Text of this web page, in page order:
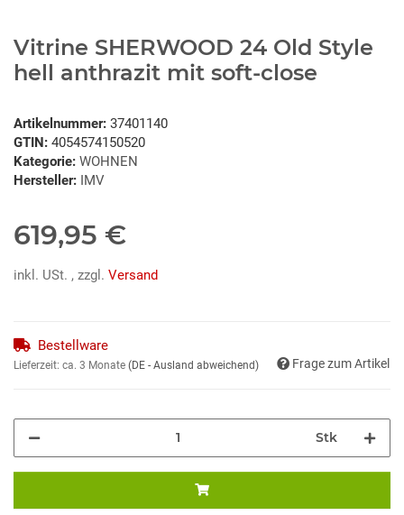
Vitrine SHERWOOD 24 Old Style
hell anthrazit mit soft-close
Artikelnummer: 37401140
GTIN: 4054574150520
Kategorie: WOHNEN
Hersteller: IMV
619,95 €
inkl. USt. , zzgl. Versand
Bestellware
Lieferzeit: ca. 3 Monate (DE - Ausland abweichend) Frage zum Artikel
Stk